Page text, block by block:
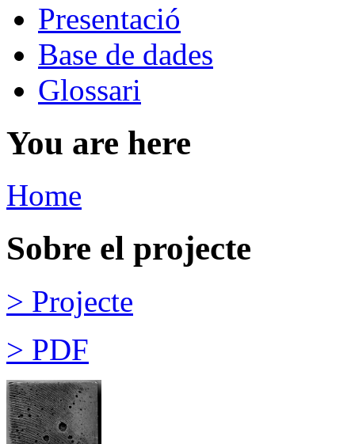
Presentació
Base de dades
Glossari
You are here
Home
Sobre el projecte
> Projecte
> PDF